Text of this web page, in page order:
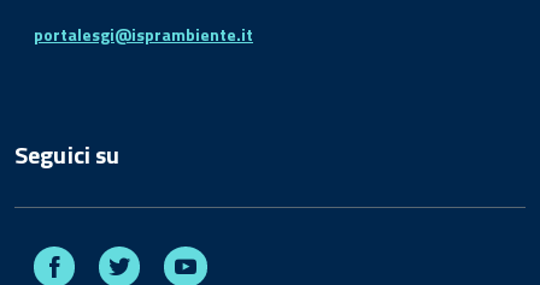
portalesgi@isprambiente.it
Seguici su
Facebook Twitter